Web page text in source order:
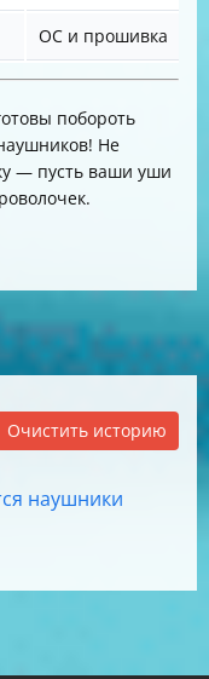
ОС и прошивка
побороть
Не
— пусть ваши уши
Очистить историю
наушники